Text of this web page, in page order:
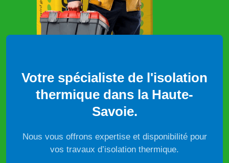
Votre spécialiste de l'isolation
thermique dans la Haute-
Savoie.
Nous vous offrons expertise et disponibilité pour
vos travaux d’isolation thermique.